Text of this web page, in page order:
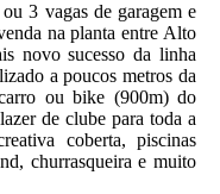
3 vagas de garagem e
na planta entre Alto
novo sucesso da linha
a poucos metros da
ou bike (900m) do
de clube para toda a
coberta, piscinas
churrasqueira e muito